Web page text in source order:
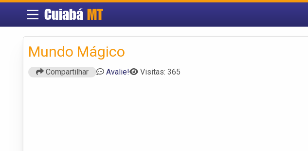
Cuiabá MT
Mundo Mágico
Compartilhar Avalie! Visitas: 365